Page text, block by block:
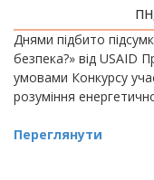
Днями підбито
безпека?» від USAID
умовами Конкурсу
розуміння
Переглянути